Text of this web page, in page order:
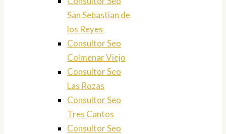
San Sebastian de
los Reyes
Consultor Seo
Colmenar Viejo
Consultor Seo
Las Rozas
Consultor Seo
Tres Cantos
Consultor Seo